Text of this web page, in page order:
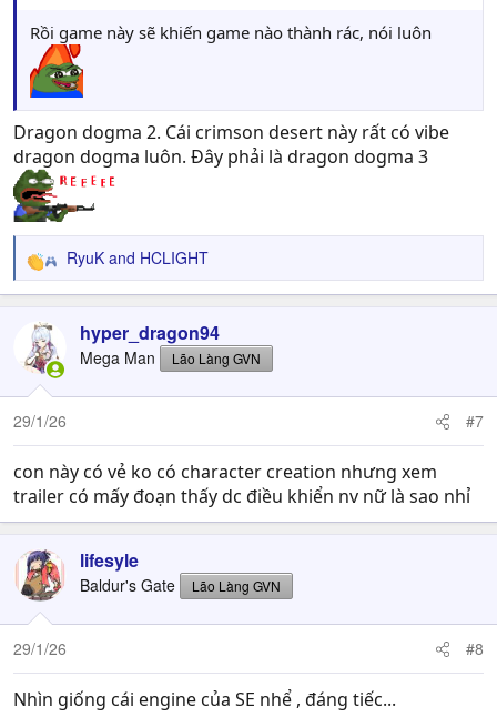
Rồi game này sẽ khiến game nào thành rác, nói luôn
Dragon dogma 2. Cái crimson desert này rất có vibe
dragon dogma luôn. Đây phải là dragon dogma 3
R
e
c
t
i
o
n
RyuK and HCLIGHT
hyper_dragon94
Mega Man Lão Làng GVN
29/1/26 #7
con này có vẻ ko có character creation nhưng xem
trailer có mấy đoạn thấy dc điều khiển nv nữ là sao nhỉ
lifesyle
Baldur's Gate Lão Làng GVN
29/1/26 #8
Nhìn giống cái engine của SE nhể , đáng tiếc...